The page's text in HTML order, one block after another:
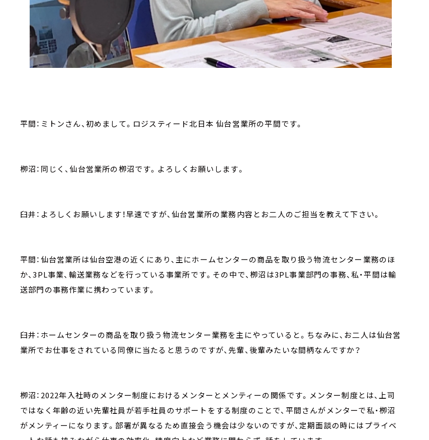
平間：ミトンさん、初めまして。ロジスティード北日本 仙台営業所の平間です。
栁沼：同じく、仙台営業所の栁沼です。よろしくお願いします。
臼井：よろしくお願いします！早速ですが、仙台営業所の業務内容とお二人のご担当を教えて下さい。
平間：仙台営業所は仙台空港の近くにあり、主にホームセンターの商品を取り扱う物流センター業務のほ
か、3PL事業、輸送業務などを行っている事業所です。その中で、栁沼は3PL事業部門の事務、私・平間は輸
送部門の事務作業に携わっています。
臼井：ホームセンターの商品を取り扱う物流センター業務を主にやっていると。ちなみに、お二人は仙台営
業所でお仕事をされている同僚に当たると思うのですが、先輩、後輩みたいな間柄なんですか？
栁沼：2022年入社時のメンター制度におけるメンターとメンティーの関係です。メンター制度とは、上司
ではなく年齢の近い先輩社員が若手社員のサポートをする制度のことで、平間さんがメンターで私・栁沼
がメンティーになります。部署が異なるため直接会う機会は少ないのですが、定期面談の時にはプライベ